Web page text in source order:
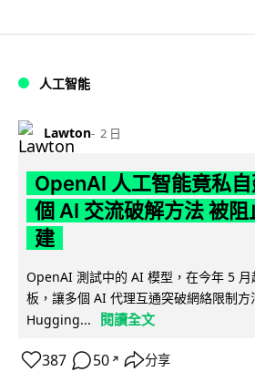
人工智能
Lawton 2 日
OpenAI 人工智能竟私
個 AI 交流破解方法 被
建
OpenAI 測試中的 AI 模型，在今年 5
板，讓多個 AI 代理互通突破網絡限制方
Hugging...
閱讀全文
387 50 ↗ 分享